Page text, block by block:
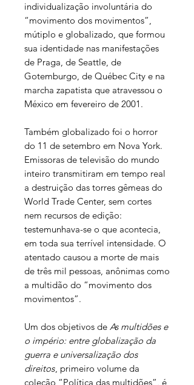
individualização involuntária do
“movimento dos movimentos”,
mútiplo e globalizado, que formou
sua identidade nas manifestações
de Praga, de Seattle, de
Gotemburgo, de Québec City e na
marcha zapatista que atravessou o
México em fevereiro de 2001.
Também globalizado foi o horror
do 11 de setembro em Nova York.
Emissoras de televisão do mundo
inteiro transmitiram em tempo real
a destruição das torres gêmeas do
World Trade Center, sem cortes
nem recursos de edição:
testemunhava-se o que acontecia,
em toda sua terrível intensidade. O
atentado causou a morte de mais
de três mil pessoas, anônimas como
a multidão do “movimento dos
movimentos”.
Um dos objetivos de As multidões e
o império: entre globalização da
guerra e universalização dos
direitos, primeiro volume da
coleção “Política das multidões”, é